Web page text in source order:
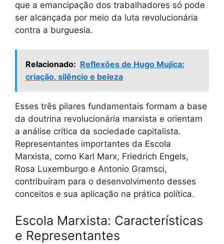
que a emancipação dos trabalhadores só pode
ser alcançada por meio da luta revolucionária
contra a burguesia.
Relacionado: Reflexões de Hugo Mujica:
criação, silêncio e beleza
Esses três pilares fundamentais formam a base
da doutrina revolucionária marxista e orientam
a análise crítica da sociedade capitalista.
Representantes importantes da Escola
Marxista, como Karl Marx, Friedrich Engels,
Rosa Luxemburgo e Antonio Gramsci,
contribuíram para o desenvolvimento desses
conceitos e sua aplicação na prática política.
Escola Marxista: Características
e Representantes